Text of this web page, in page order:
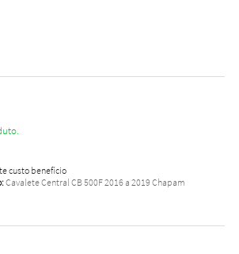
custo benefício
Cavalete Central CB 500F 2016 a 2019 Chapam